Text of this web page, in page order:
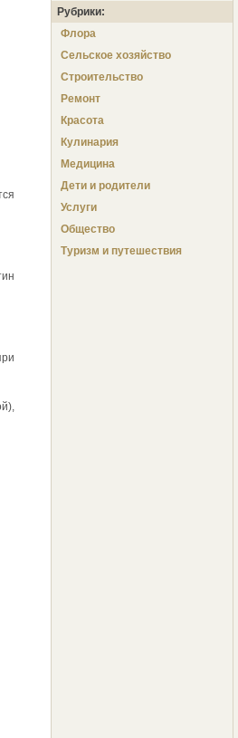
Рубрики:
Флора
Сельское хозяйство
Строительство
Ремонт
Красота
Кулинария
Медицина
Дети и родители
Услуги
Общество
Туризм и путешествия